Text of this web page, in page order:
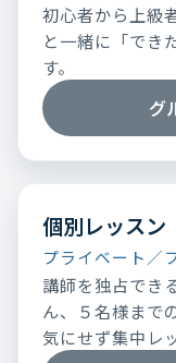
初心者から上級
と一緒に「でき
す。
グ
個別レッスン
プライベート／
講師を独占でき
ん、５名様まで
気にせず集中レ